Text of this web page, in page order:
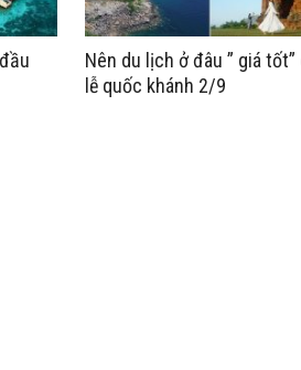
Nên du lịch ở đâu ” giá tốt”
lễ quốc khánh 2/9